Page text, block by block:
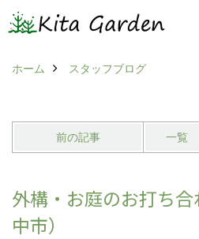
ホーム スタッフブログ
前の記事 一覧
外構・お庭のお打ち
中市）